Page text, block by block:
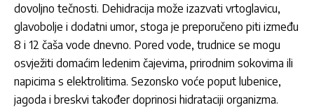
dovoljno tečnosti. Dehidracija može izazvati vrtoglavicu,
glavobolje i dodatni umor, stoga je preporučeno piti između
8 i 12 čaša vode dnevno. Pored vode, trudnice se mogu
osvježiti domaćim ledenim čajevima, prirodnim sokovima ili
napicima s elektrolitima. Sezonsko voće poput lubenice,
jagoda i breskvi također doprinosi hidrataciji organizma.